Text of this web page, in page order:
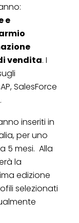
e
vendita. I
SalesForce
inseriti in
per uno
5 mesi. Alla
la
edizione
selezionati